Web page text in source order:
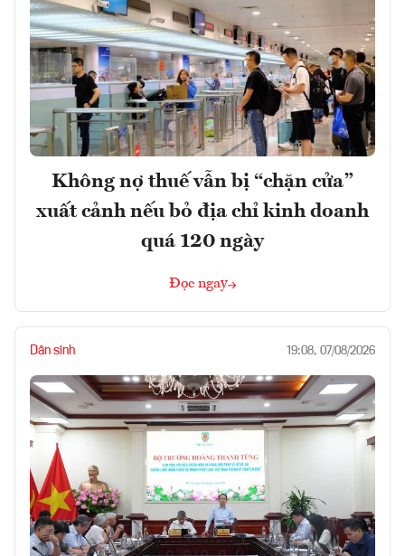
Không nợ thuế vẫn bị “chặn cửa”
xuất cảnh nếu bỏ địa chỉ kinh doanh
quá 120 ngày
Đọc ngay
Dân sinh 19:08, 07/08/2026